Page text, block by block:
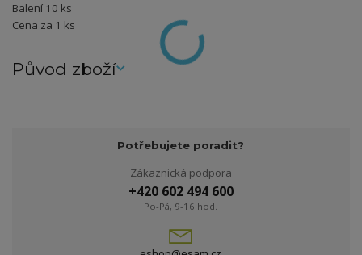
Balení 10 ks
Cena za 1 ks
Původ zboží
Potřebujete poradit?
Zákaznická podpora
+420 602 494 600
Po-Pá, 9-16 hod.